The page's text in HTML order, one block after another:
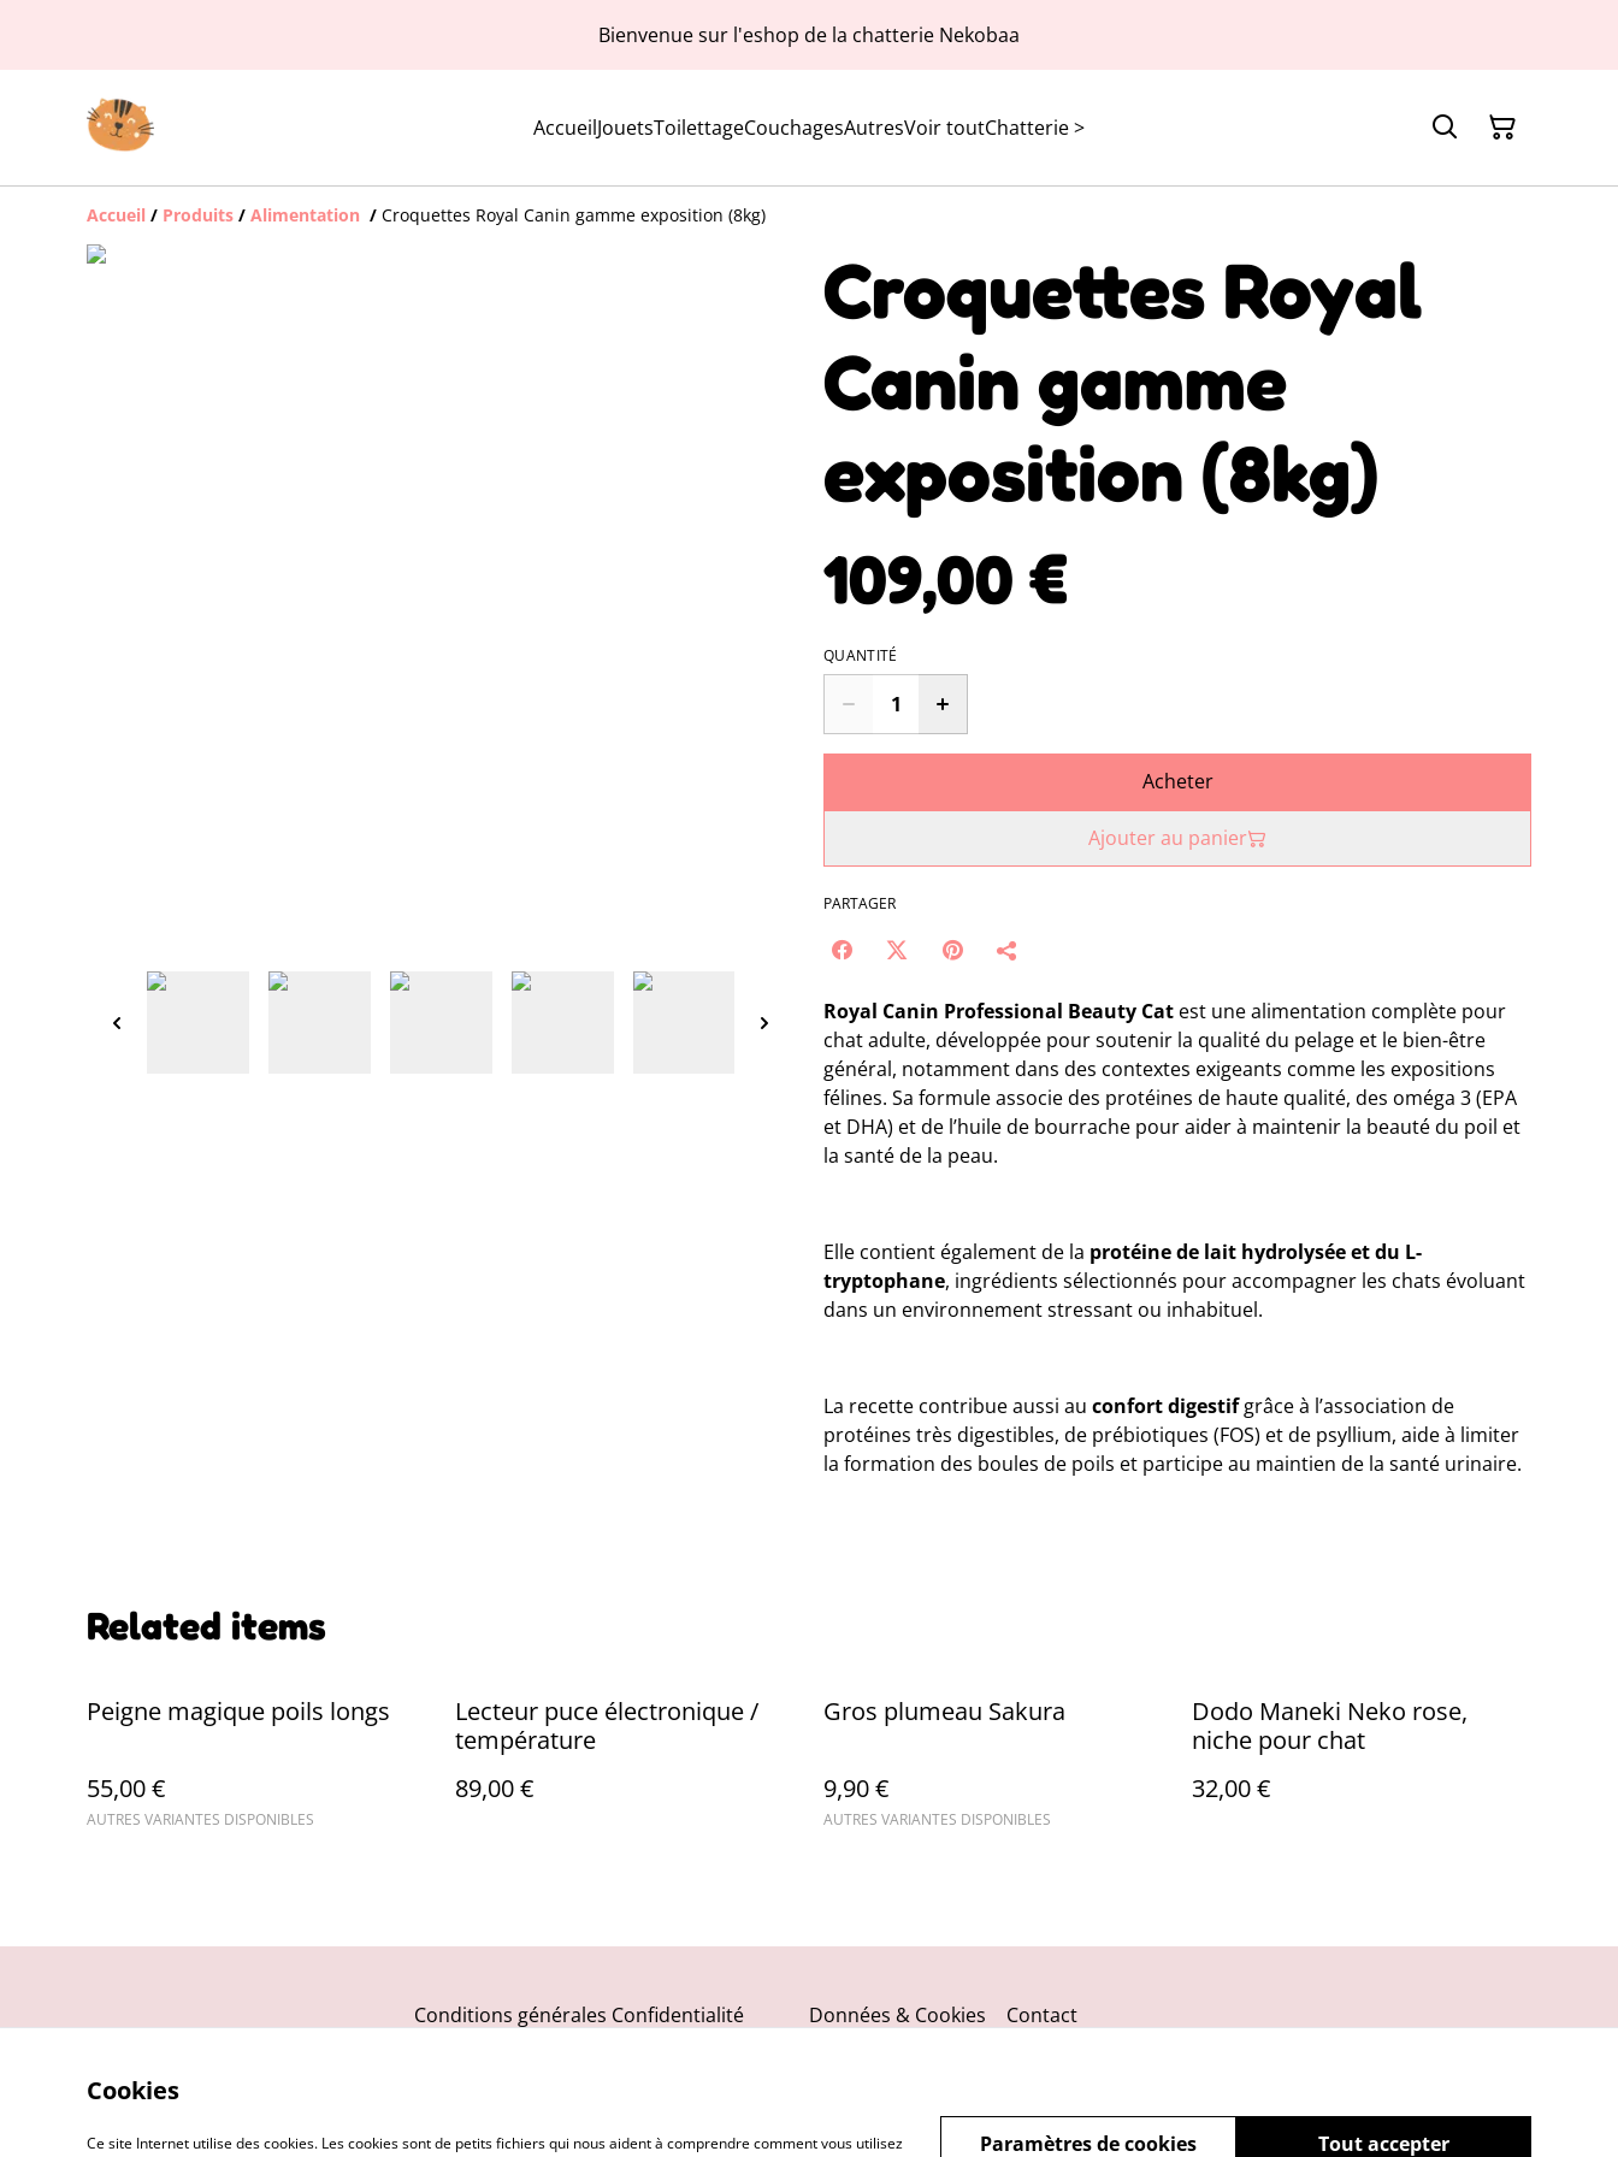
Bienvenue sur l'eshop de la chatterie Nekobaa
AccueilJouetsToilettageCouchagesAutresVoir toutChatterie >
Accueil / Produits / Alimentation / Croquettes Royal Canin gamme exposition (8kg)
Croquettes Royal
Canin gamme
exposition (8kg)
109,00 €
QUANTITÉ
Acheter
Ajouter au panier
PARTAGER
Royal Canin Professional Beauty Cat est une alimentation complète pour
chat adulte, développée pour soutenir la qualité du pelage et le bien-être
général, notamment dans des contextes exigeants comme les expositions
félines. Sa formule associe des protéines de haute qualité, des oméga 3 (EPA
et DHA) et de l’huile de bourrache pour aider à maintenir la beauté du poil et
la santé de la peau.
Elle contient également de la protéine de lait hydrolysée et du L-
tryptophane, ingrédients sélectionnés pour accompagner les chats évoluant
dans un environnement stressant ou inhabituel.
La recette contribue aussi au confort digestifgrâce à l’association de
protéines très digestibles, de prébiotiques (FOS) et de psyllium, aide à limiter
la formation des boules de poils et participe au maintien de la santé urinaire.
Related items
Peigne magique poils longs
55,00 €
AUTRES VARIANTES DISPONIBLES
Lecteur puce électronique /
température
89,00 €
Gros plumeau Sakura
9,90 €
AUTRES VARIANTES DISPONIBLES
Dodo Maneki Neko rose,
niche pour chat
32,00 €
Conditions générales Confidentialité Données & Cookies Contact
Cookies
Ce site Internet utilise des cookies. Les cookies sont de petits fichiers qui nous aident à comprendre comment vous utilisez
Tout accepter
Paramètres de cookies